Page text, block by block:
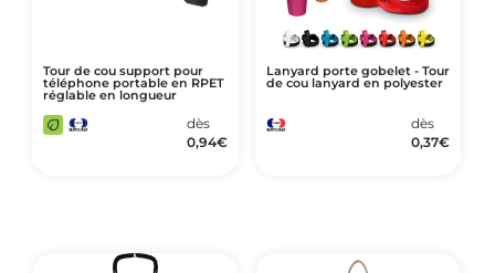
Tour de cou support pour
téléphone portable en RPET
réglable en longueur
dès
0,94€
Lanyard porte gobelet - Tour
de cou lanyard en polyester
dès
0,37€